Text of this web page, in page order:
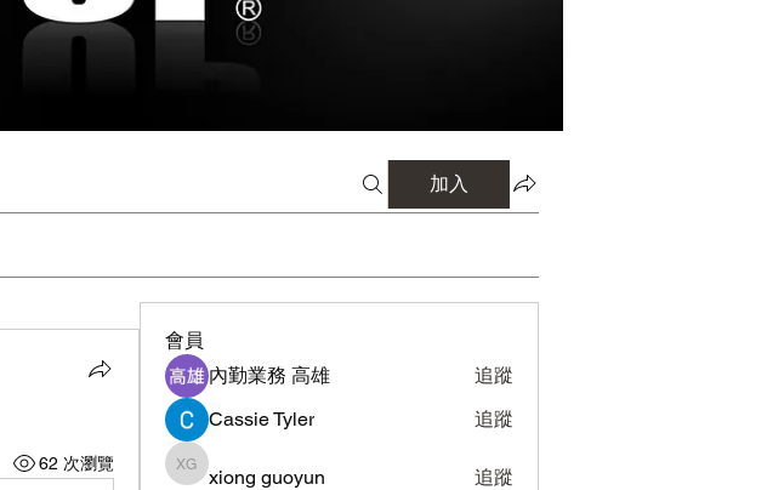
加入
62 次瀏覽
會員
內勤業務 高雄
追蹤
Cassie Tyler
追蹤
xiong guoyun
xiong guoyun 追蹤